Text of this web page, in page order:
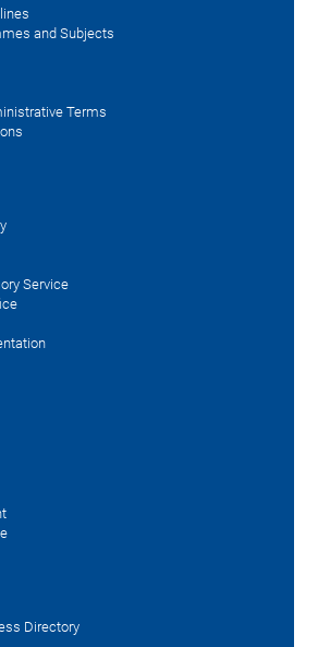
and Subjects
Terms
Service
Directory